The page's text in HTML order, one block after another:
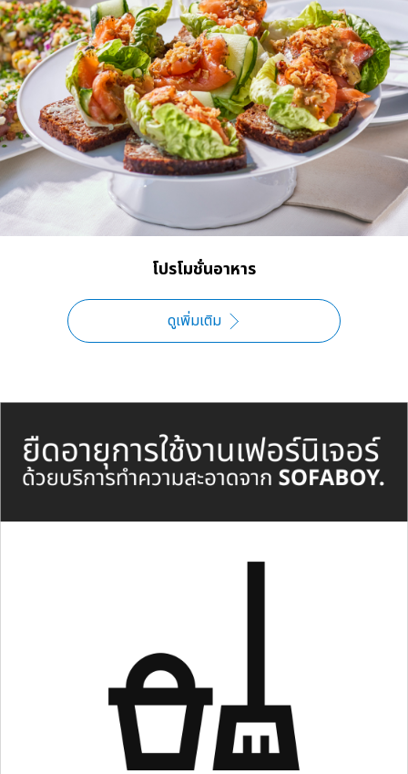
โปรโมชั่นอาหาร
ดูเพิ่มเติม